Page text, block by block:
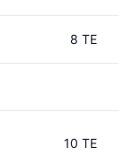
8 TE
10 TE